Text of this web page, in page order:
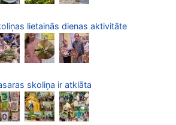
lietainās dienas aktivitāte
skoliņa ir atklāta